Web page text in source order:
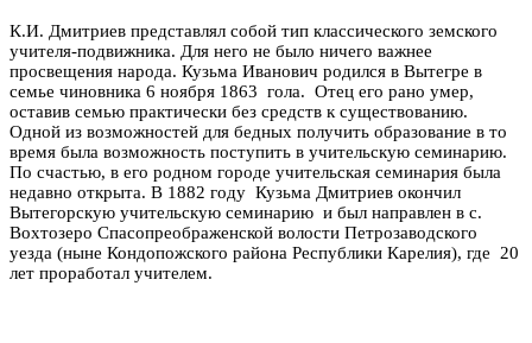
К.И. Дмитриев представлял собой тип классического земского
учителя-подвижника. Для него не было ничего важнее
просвещения народа. Кузьма Иванович родился в Вытегре в
семье чиновника 6 ноября 1863 гола. Отец его рано умер,
оставив семью практически без средств к существованию.
Одной из возможностей для бедных получить образование в то
время была возможность поступить в учительскую семинарию.
По счастью, в его родном городе учительская семинария была
недавно открыта. В 1882 году Кузьма Дмитриев окончил
Вытегорскую учительскую семинарию и был направлен в с.
Вохтозеро Спасопреображенской волости Петрозаводского
уезда (ныне Кондопожского района Республики Карелия), где 20
лет проработал учителем.